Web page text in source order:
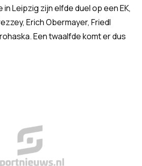
in Leipzig zijn elfde duel op een EK,
Erich Obermayer, Friedl
Een twaalfde komt er dus